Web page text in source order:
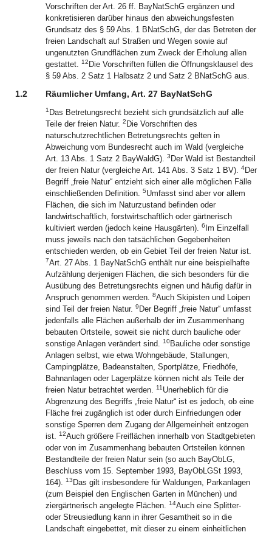
Vorschriften der Art. 26 ff. BayNatSchG ergänzen und
konkretisieren darüber hinaus den abweichungsfesten
Grundsatz des § 59 Abs. 1 BNatSchG, der das Betreten der
freien Landschaft auf Straßen und Wegen sowie auf
ungenutzten Grundflächen zum Zweck der Erholung allen
gestattet. 12 Die Vorschriften füllen die Öffnungsklausel des
§ 59 Abs. 2 Satz 1 Halbsatz 2 und Satz 2 BNatSchG aus.
1.2 Räumlicher Umfang, Art. 27 BayNatSchG
1 Das Betretungsrecht bezieht sich grundsätzlich auf alle
Teile der freien Natur. 2 Die Vorschriften des
naturschutzrechtlichen Betretungsrechts gelten in
Abweichung vom Bundesrecht auch im Wald (vergleiche
Art. 13 Abs. 1 Satz 2 BayWaldG). 3 Der Wald ist Bestandteil
der freien Natur (vergleiche Art. 141 Abs. 3 Satz 1 BV). 4Der
Begriff „freie Natur“ entzieht sich einer alle möglichen Fälle
einschließenden Definition. 5Umfasst sind aber vor allem
Flächen, die sich im Naturzustand befinden oder
landwirtschaftlich, forstwirtschaftlich oder gärtnerisch
kultiviert werden (jedoch keine Hausgärten). 6 Im Einzelfall
muss jeweils nach den tatsächlichen Gegebenheiten
entschieden werden, ob ein Gebiet Teil der freien Natur ist.
7Art. 27 Abs. 1 BayNatSchG enthält nur eine beispielhafte
Aufzählung derjenigen Flächen, die sich besonders für die
Ausübung des Betretungsrechts eignen und häufig dafür in
Anspruch genommen werden. 8Auch Skipisten und Loipen
sind Teil der freien Natur. 9 Der Begriff „freie Natur“ umfasst
jedenfalls alle Flächen außerhalb der im Zusammenhang
bebauten Ortsteile, soweit sie nicht durch bauliche oder
sonstige Anlagen verändert sind. 10Bauliche oder sonstige
Anlagen selbst, wie etwa Wohngebäude, Stallungen,
Campingplätze, Badeanstalten, Sportplätze, Friedhöfe,
Bahnanlagen oder Lagerplätze können nicht als Teile der
freien Natur betrachtet werden. 11Unerheblich für die
Abgrenzung des Begriffs „freie Natur“ ist es jedoch, ob eine
Fläche frei zugänglich ist oder durch Einfriedungen oder
sonstige Sperren dem Zugang der Allgemeinheit entzogen
ist. 12Auch größere Freiflächen innerhalb von Stadtgebieten
oder von im Zusammenhang bebauten Ortsteilen können
Bestandteile der freien Natur sein (so auch BayObLG,
Beschluss vom 15. September 1993, BayObLGSt 1993,
164). 13 Das gilt insbesondere für Waldungen, Parkanlagen
(zum Beispiel den Englischen Garten in München) und
ziergärtnerisch angelegte Flächen. 14Auch eine Splitter-
oder Streusiedlung kann in ihrer Gesamtheit so in die
Landschaft eingebettet, mit dieser zu einem einheitlichen